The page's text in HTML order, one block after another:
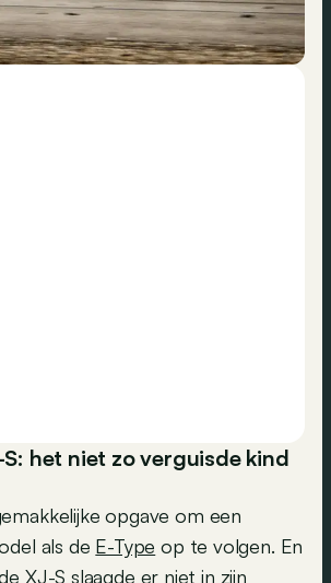
het niet zo verguisde kind
opgave om een
als de E-Type op te volgen. En
XJ-S slaagde er niet in zijn